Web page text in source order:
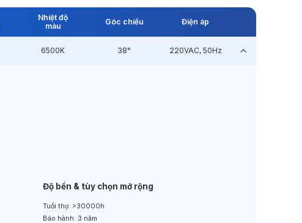
Nhiệt độ
màu
Góc chiếu Điện áp
6500K 38° 220VAC, 50Hz
Độ bền & tùy chọn mở rộng
Tuổi thọ: >30000h
Bảo hành: 3 năm